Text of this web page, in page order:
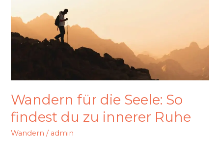
Wandern für die Seele: So
findest du zu innerer Ruhe
Wandern / admin
findest
du